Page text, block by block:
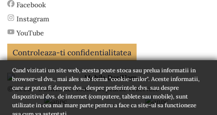
Facebook
Instagram
YouTube
Controleaza-ti confidentialitatea
© 2026 - DasiHome. Toate drepturile rezervate
Cand vizitati un site web, acesta poate stoca sau prelua informatii in
browser-ul dvs., mai ales sub forma "cookie-urilor". Aceste informatii,
care ar putea fi despre dvs., despre preferintele dvs. sau despre
dispozitivul dvs. de internet (computere, tablete sau mobile), sunt
utilizate in cea mai mare parte pentru a face ca site-ul sa functioneze